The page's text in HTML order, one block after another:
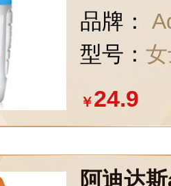
也不怕
女友 清
品牌：
型号：
￥24.9
阿迪达